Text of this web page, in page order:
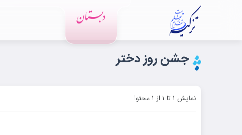
جشن روز دختر
نمایش ۱ تا ۱ از ۱ محتوا